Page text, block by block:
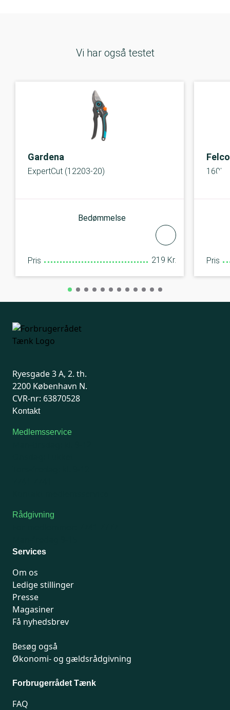
Vi har også testet
Gardena
ExpertCut (12203-20)
Bedømmelse
Pris 219 Kr.
Felco
160L
Pris
Ryesgade 3 A, 2. th.
2200 København N.
CVR-nr: 63870528
Kontakt
Medlemsservice
Rådgivning
Services
Om os
Ledige stillinger
Presse
Magasiner
Få nyhedsbrev
Besøg også
Økonomi- og gældsrådgivning
Forbrugerrådet Tænk
FAQ